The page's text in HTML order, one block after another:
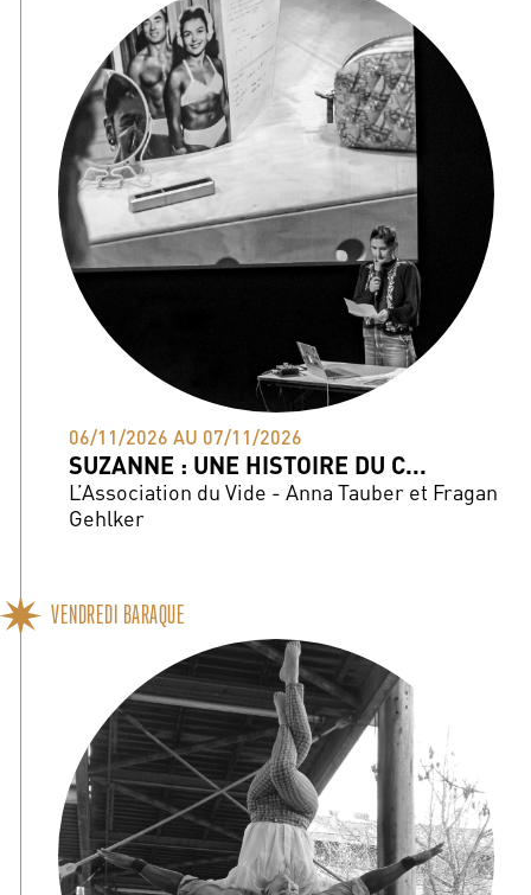
06/11/2026 AU 07/11/2026
SUZANNE : UNE HISTOIRE DU C...
L’Association du Vide - Anna Tauber et Fragan
Gehlker
VENDREDI BARAQUE